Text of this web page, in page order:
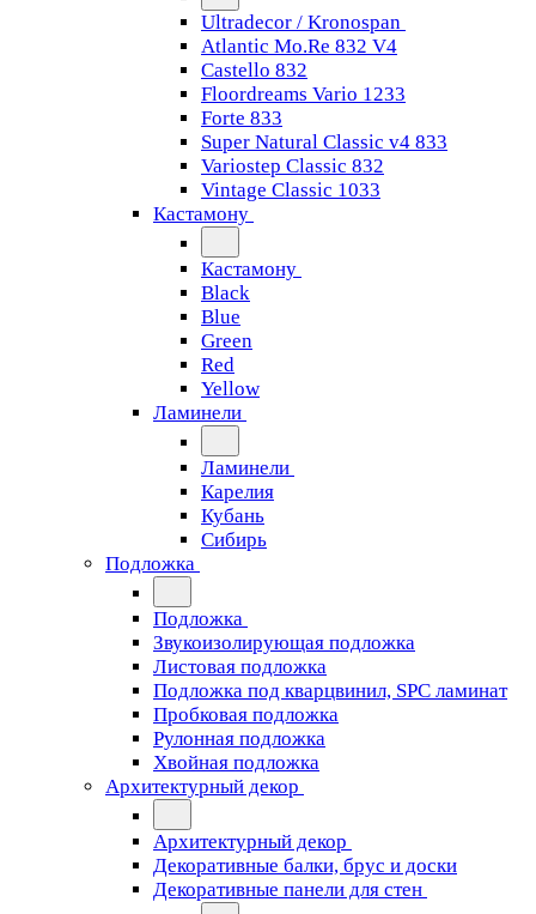
Ultradecor / Kronospan
Atlantic Mo.Re 832 V4
Castello 832
Floordreams Vario 1233
Forte 833
Super Natural Classic v4 833
Variostep Classic 832
Vintage Classic 1033
Кастамону
Кастамону
Black
Blue
Green
Red
Yellow
Ламинели
Ламинели
Карелия
Кубань
Сибирь
Подложка
Подложка
Звукоизолирующая подложка
Листовая подложка
Подложка под кварцвинил, SPC ламинат
Пробковая подложка
Рулонная подложка
Хвойная подложка
Архитектурный декор
Архитектурный декор
Декоративные балки, брус и доски
Декоративные панели для стен